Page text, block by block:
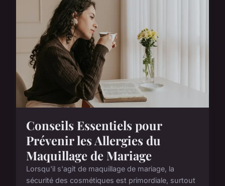
Conseils Essentiels pour
Prévenir les Allergies du
Maquillage de Mariage
Lorsqu'il s'agit de maquillage de mariage, la
sécurité des cosmétiques est primordiale, surtout